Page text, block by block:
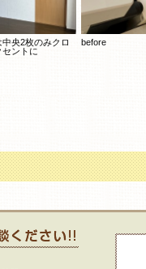
2枚のみクロ
セントに
before